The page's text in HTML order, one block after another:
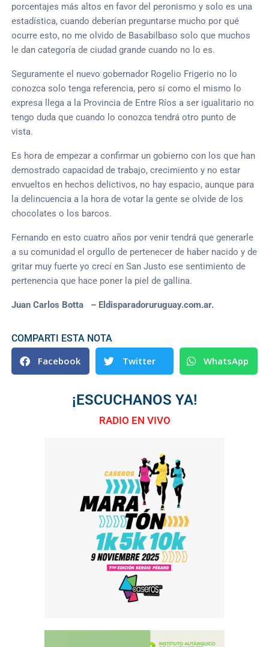
porcentajes más altos en favor del peronismo y solo es una
estadística, cuando deberían preguntarse mucho por qué
ocurre esto, no me olvido de Basabilbaso solo que muchos
le dan categoría de ciudad grande cuando no lo es.
Seguramente el nuevo gobernador Rogelio Frigerio no lo
conozca solo tenga referencia, pero si como el mismo lo
expresa llega a la Provincia de Entre Ríos a ser igualitario no
tengo duda que cuando lo conozca tendrá otro punto de
vista.
Es hora de empezar a confirmar un gobierno con los que han
demostrado capacidad de trabajo, crecimiento y no estar
envueltos en hechos delictivos, no hay espacio, aunque para
la delincuencia a la hora de votar la gente se olvide de los
chocolates o los barcos.
Fernando en esto cuatro años por venir tendrá que generarle
a su comunidad el orgullo de pertenecer de haber nacido y de
gritar muy fuerte yo crecí en San Justo ese sentimiento de
pertenencia que hace poner la piel de gallina.
Juan Carlos Botta – Eldisparadoruruguay.com.ar.
COMPARTI ESTA NOTA
Facebook Twitter WhatsApp
¡ESCUCHANOS YA!
RADIO EN VIVO